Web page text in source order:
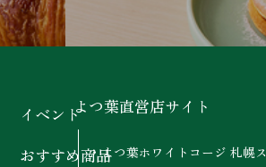
イベント
おすすめ商品
よつ葉直営店サイト
よつ葉ホワイトコージ 札幌